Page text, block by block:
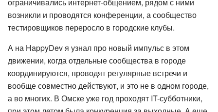
возникли и проводятся конференции, а сообщество
тестировщиков переросло в городские клубы.
А на HappyDev я узнал про новый импульс в этом
движении, когда отдельные сообщества в городе
координируются, проводят регулярные встречи и
вообще совместно действуют, и это не в одном городе,
а во многих. В Омске уже год проходят IT-субботники,